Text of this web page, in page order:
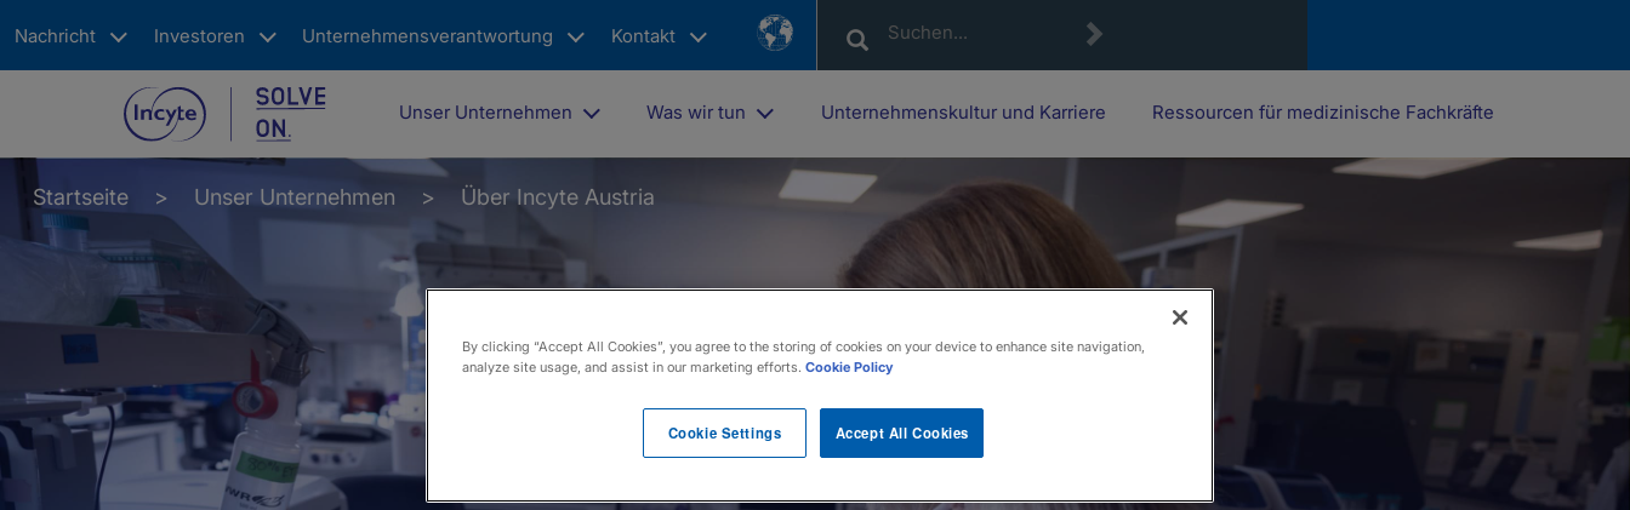
to
main
Nachricht Investoren Unternehmensverantwortung Kontakt
Country
Main
navigation
Unser Unternehmen Was wir tun Unternehmenskultur und Karriere Ressourcen für medizinische Fachkräfte
Startseite Unser Unternehmen Über Incyte Austria
By clicking “Accept All Cookies”, you agree to the storing of cookies on your device to enhance site navigation,
analyze site usage, and assist in our marketing efforts.Cookie Policy
Cookie Settings Accept All Cookies